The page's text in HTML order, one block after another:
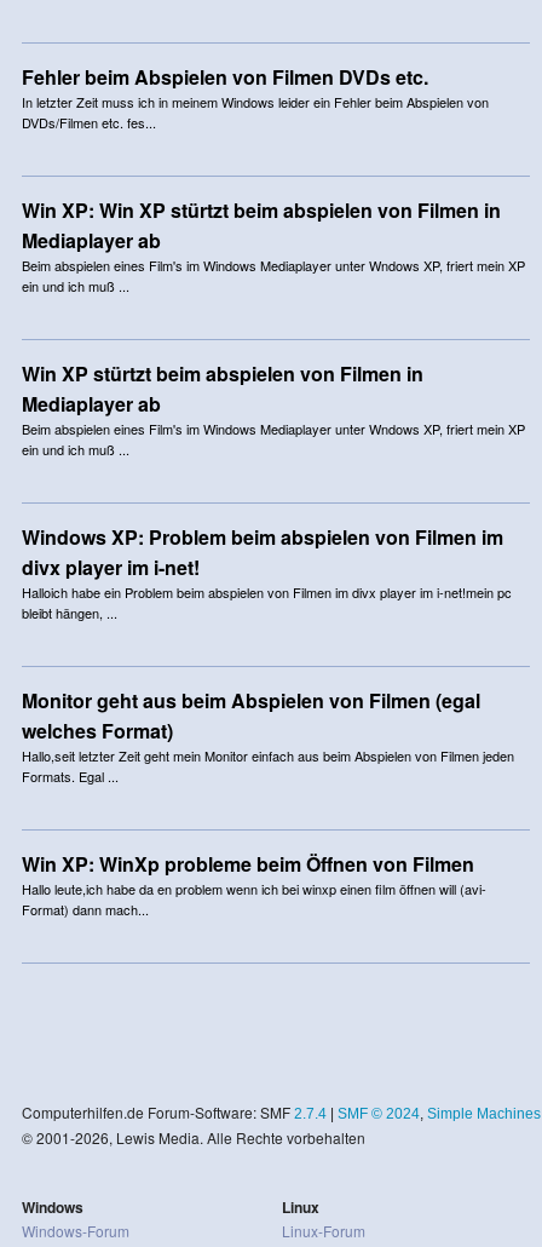
Fehler beim Abspielen von Filmen DVDs etc.
In letzter Zeit muss ich in meinem Windows leider ein Fehler beim Abspielen von
DVDs/Filmen etc. fes...
Win XP: Win XP stürtzt beim abspielen von Filmen in
Mediaplayer ab
Beim abspielen eines Film's im Windows Mediaplayer unter Wndows XP, friert mein XP
ein und ich muß ...
Win XP stürtzt beim abspielen von Filmen in
Mediaplayer ab
Beim abspielen eines Film's im Windows Mediaplayer unter Wndows XP, friert mein XP
ein und ich muß ...
Windows XP: Problem beim abspielen von Filmen im
divx player im i-net!
Halloich habe ein Problem beim abspielen von Filmen im divx player im i-net!mein pc
bleibt hängen, ...
Monitor geht aus beim Abspielen von Filmen (egal
welches Format)
Hallo,seit letzter Zeit geht mein Monitor einfach aus beim Abspielen von Filmen jeden
Formats. Egal ...
Win XP: WinXp probleme beim Öffnen von Filmen
Hallo leute,ich habe da en problem wenn ich bei winxp einen film öffnen will (avi-
Format) dann mach...
Computerhilfen.de Forum-Software: SMF 2.7.4| SMF © 2024, Simple Machines
© 2001-2026, Lewis Media. Alle Rechte vorbehalten
Windows
Windows-Forum
Linux
Linux-Forum